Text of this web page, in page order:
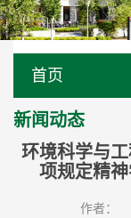
首页
新闻动态
环境科学与
项规定精
作者：